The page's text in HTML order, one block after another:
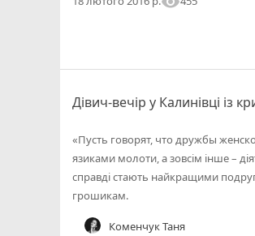
Дівич-вечір у Калинівці із
«Пусть говорят, что дружбы
язиками молоти, а зовсім інше –
справді стають найкращими
грошикам.
Коменчук Таня